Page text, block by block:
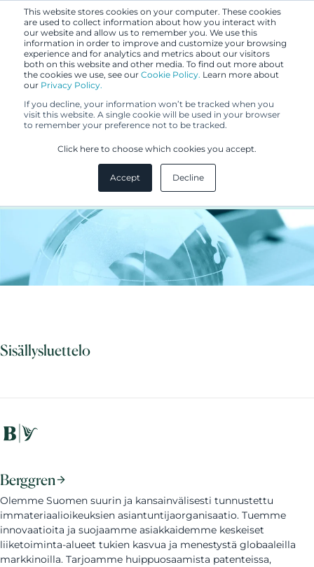
This website stores cookies on your computer. These cookies
are used to collect information about how you interact with
our website and allow us to remember you. We use this
information in order to improve and customize your browsing
experience and for analytics and metrics about our visitors
both on this website and other media. To find out more about
the cookies we use, see our Cookie Policy. Learn more about
our Privacy Policy.
If you decline, your information won’t be tracked when you
visit this website. A single cookie will be used in your browser
to remember your preference not to be tracked.
Click here to choose which cookies you accept.
Accept Decline
27.4.2018
Yhtenäispatenttipaketti ottaa
ratkaisevan askeleen eteenpäin
Sisällysluettelo
Berggren
Olemme Suomen suurin ja kansainvälisesti tunnustettu
immateriaalioikeuksien asiantuntijaorganisaatio. Tuemme
innovaatioita ja suojaamme asiakkaidemme keskeiset
liiketoiminta-alueet tukien kasvua ja menestystä globaaleilla
markkinoilla. Tarjoamme huippuosaamista patenteissa,